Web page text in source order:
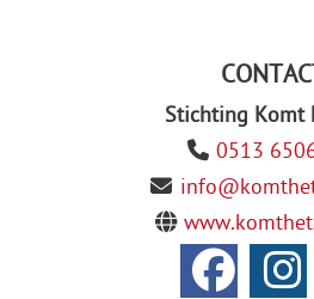
Stichting Komt
0513